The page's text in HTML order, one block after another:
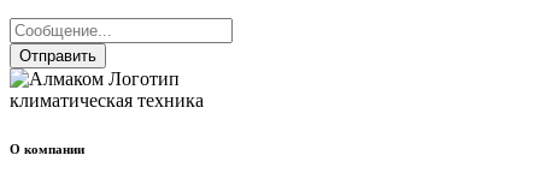
Отправить
климатическая техника
О компании